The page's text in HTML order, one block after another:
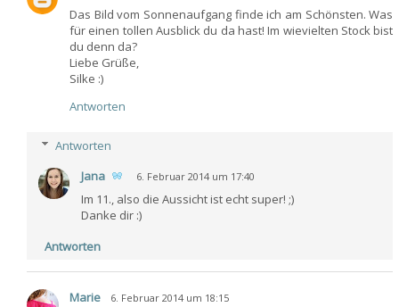
Das Bild vom Sonnenaufgang finde ich am Schönsten. Was
für einen tollen Ausblick du da hast! Im wievielten Stock bist
du denn da?
Liebe Grüße,
Silke :)
Antworten
Antworten
Jana
6. Februar 2014 um 17:40
Im 11., also die Aussicht ist echt super! ;)
Danke dir :)
Antworten
Marie 6. Februar 2014 um 18:15